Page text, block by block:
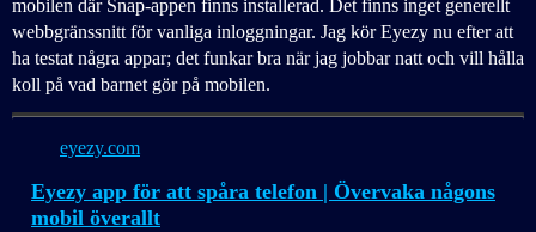
mobilen där Snap-appen finns installerad. Det finns inget generellt
webbgränssnitt för vanliga inloggningar. Jag kör Eyezy nu efter att
ha testat några appar; det funkar bra när jag jobbar natt och vill hålla
koll på vad barnet gör på mobilen.
eyezy.com
Eyezy app för att spåra telefon | Övervaka någons
mobil överallt